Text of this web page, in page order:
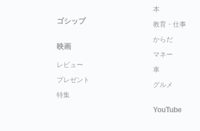
ゴシップ
映画
レビュー
プレゼント
特集
本
教育・仕事
からだ
マネー
車
グルメ
YouTube